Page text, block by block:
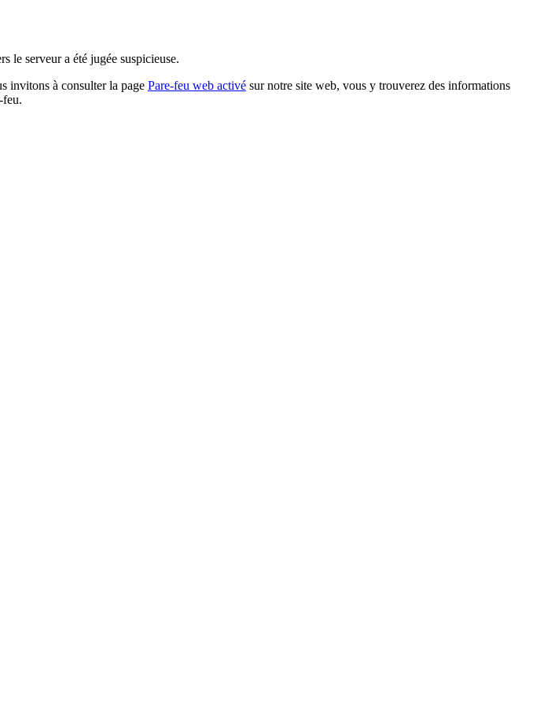
le serveur a été jugée suspicieuse.
invitons à consulter la page Pare-feu web activé sur notre site web, vous y trouverez des informations
feu.